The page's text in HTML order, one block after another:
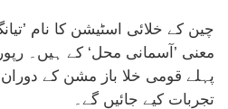
چین کے خلائی اسٹیشن کا نام
معنی ’آسمانی محل‘ کے ہیں۔
پہلے قومی خلا باز مشن کے
تجربات کیے جائیں گے۔